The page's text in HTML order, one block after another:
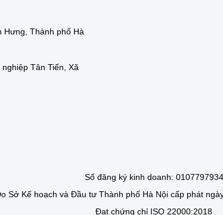
Hưng, Thành phố Hà
Tân Tiến, Xã
Số đăng ký kinh doanh: 0107797934
Sở Kế hoạch và Đầu tư Thành phố Hà Nội cấp phát
Đạt chứng chỉ ISO 22000:2018